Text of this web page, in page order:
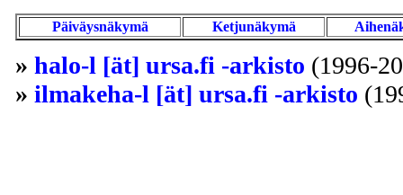
Päiväysnäkymä Ketjunäkymä
» halo-l [ät] ursa.fi -arkisto (1996-
» ilmakeha-l [ät] ursa.fi -arkisto